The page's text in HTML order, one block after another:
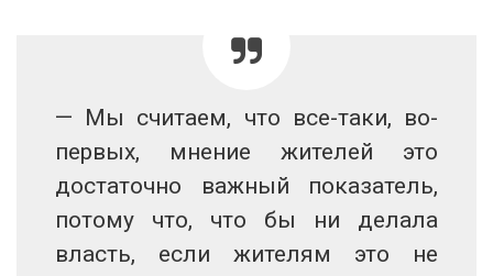
— Мы считаем, что все-таки, во-
первых, мнение жителей это
достаточно важный показатель,
потому что, что бы ни делала
власть, если жителям это не